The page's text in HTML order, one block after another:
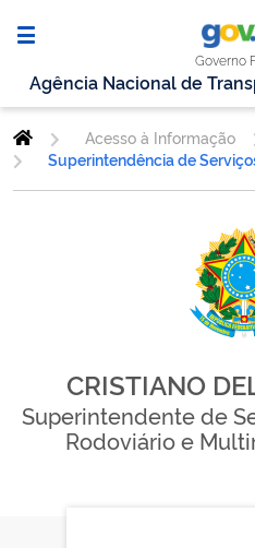
Governo
Agência Nacional de
Acesso à Informação
CRISTIANO
Superintendente de
Rodoviário e